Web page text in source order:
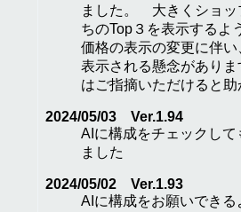
ました。 大きくショッ
ちのTop３を表示するよ
価格の表示の変更に伴
表示される懸念があり
はご指摘いただけると助
2024/05/03 Ver.1.94
AIに構成をチェックして
ました
2024/05/02 Ver.1.93
AIに構成をお願いできる